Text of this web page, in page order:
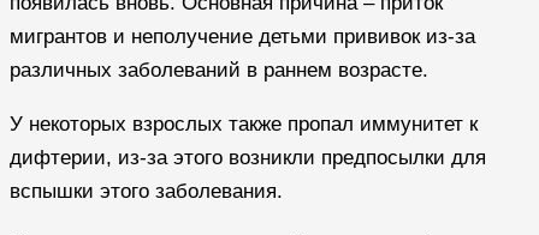
мигрантов и неполучение детьми прививок из-за
различных заболеваний в раннем возрасте.
У некоторых взрослых также пропал иммунитет к
дифтерии, из-за этого возникли предпосылки для
вспышки этого заболевания.